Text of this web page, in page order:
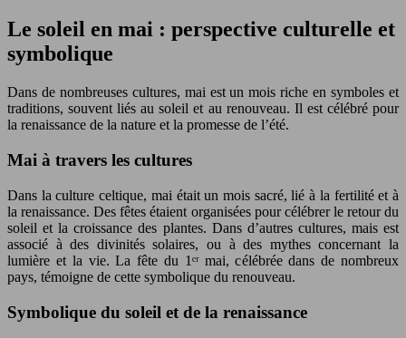
Le soleil en mai : perspective culturelle et
symbolique
Dans de nombreuses cultures, mai est un mois riche en symboles et
traditions, souvent liés au soleil et au renouveau. Il est célébré pour
la renaissance de la nature et la promesse de l’été.
Mai à travers les cultures
Dans la culture celtique, mai était un mois sacré, lié à la fertilité et à
la renaissance. Des fêtes étaient organisées pour célébrer le retour du
soleil et la croissance des plantes. Dans d’autres cultures, mais est
associé à des divinités solaires, ou à des mythes concernant la
lumière et la vie. La fête du 1ᵉʳ mai, célébrée dans de nombreux
pays, témoigne de cette symbolique du renouveau.
Symbolique du soleil et de la renaissance